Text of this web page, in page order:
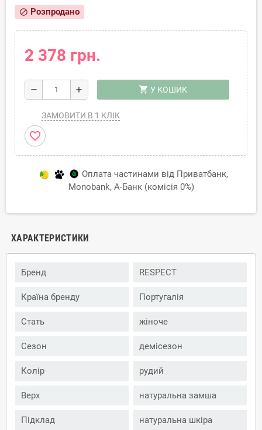
block Розпродано
2 378 грн.
remove add shopping_cart У КОШИК
ЗАМОВИТИ В 1 КЛІК
favorite_border
Оплата частинами від Приватбанк,
Monobank, А-Банк (комісія 0%)
ХАРАКТЕРИСТИКИ
Бренд RESPECT
Країна бренду Португалія
Стать жіноче
Сезон демісезон
Колір рудий
Верх натуральна замша
Підклад натуральна шкіра